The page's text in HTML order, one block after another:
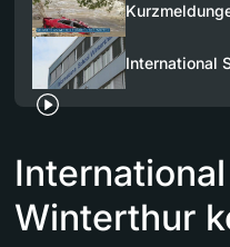
International
Winterthur